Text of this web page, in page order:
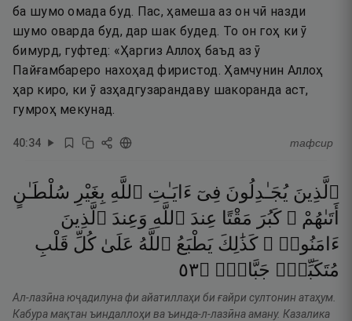
ба шумо омада буд. Пас, ҳамеша аз он чӣ назди
шумо оварда буд, дар шак будед. То он гоҳ ки ӯ
бимурд, гуфтед: «Ҳаргиз Аллоҳ баъд аз ӯ
Пайғамбареро нахоҳад фиристод. Ҳамчунин Аллоҳ
ҳар киро, ки ӯ азҳадгузарандаву шакоранда аст,
гумроҳ мекунад.
40:34 тафсир
ٱلَّذِينَ يُجَـٰدِلُونَ فِىٓ ءَايَـٰتِ ٱللَّهِ بِغَيْرِ سُلْطَـٰنٍ
أَتَىٰهُمْ ۖ كَبُرَ مَقْتًا عِندَ ٱللَّهِ وَعِندَ ٱلَّذِينَ
ءَامَنُوا۟ ۚ كَذَٰلِكَ يَطْبَعُ ٱللَّهُ عَلَىٰ كُلِّ قَلْبِ
مُتَكَبِّرٍۢ جَبَّارٍۢ ۝٣٥
Ал-лазӣна юҷадилуна фи айатиллаҳи би ғайри султонин атаҳум.
Кабура мақтан ъиндаллоҳи ва ъинда-л-лазӣна аману. Казалика